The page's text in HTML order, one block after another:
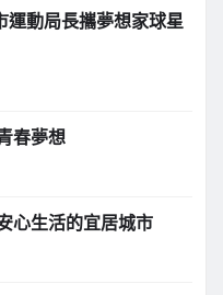
運動局長攜夢想家球星
春夢想
心生活的宜居城市